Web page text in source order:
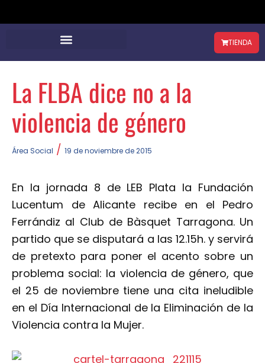
TIENDA
La FLBA dice no a la
violencia de género
Área Social / 19 de noviembre de 2015
En la jornada 8 de LEB Plata la Fundación
Lucentum de Alicante recibe en el Pedro
Ferrándiz al Club de Bàsquet Tarragona. Un
partido que se disputará a las 12.15h. y servirá
de pretexto para poner el acento sobre un
problema social: la violencia de género, que
el 25 de noviembre tiene una cita ineludible
en el Día Internacional de la Eliminación de la
Violencia contra la Mujer.